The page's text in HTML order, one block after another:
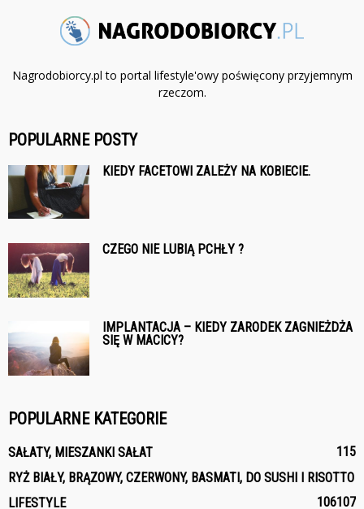
Nagrodobiorcy.pl to portal lifestyle'owy poświęcony przyjemnym
rzeczom.
POPULARNE POSTY
KIEDY FACETOWI ZALEŻY NA KOBIECIE.
CZEGO NIE LUBIĄ PCHŁY ?
IMPLANTACJA – KIEDY ZARODEK ZAGNIEŻDŻA
SIĘ W MACICY?
POPULARNE KATEGORIE
SAŁATY, MIESZANKI SAŁAT
115
RYŻ BIAŁY, BRĄZOWY, CZERWONY, BASMATI, DO SUSHI I RISOTTO
107
LIFESTYLE 106